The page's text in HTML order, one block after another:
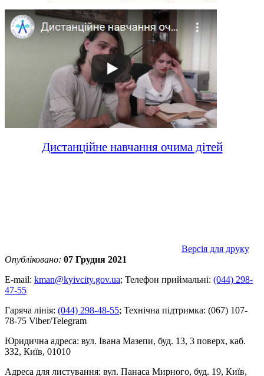
Дистанційне навчання очима дітей
Версія для друку
Опубліковано: 07 Грудня 2021
E-mail: kman@kyivcity.gov.ua; Телефон приймальні: (044) 298-
47-55
Гаряча лінія: (044) 298-48-55; Технічна підтримка: (067) 107-
78-75 Viber/Telegram
Юридична адреса: вул. Івана Мазепи, буд. 13, 3 поверх, каб.
332, Київ, 01010
Адреса для листування: вул. Панаса Мирного, буд. 19, Київ,